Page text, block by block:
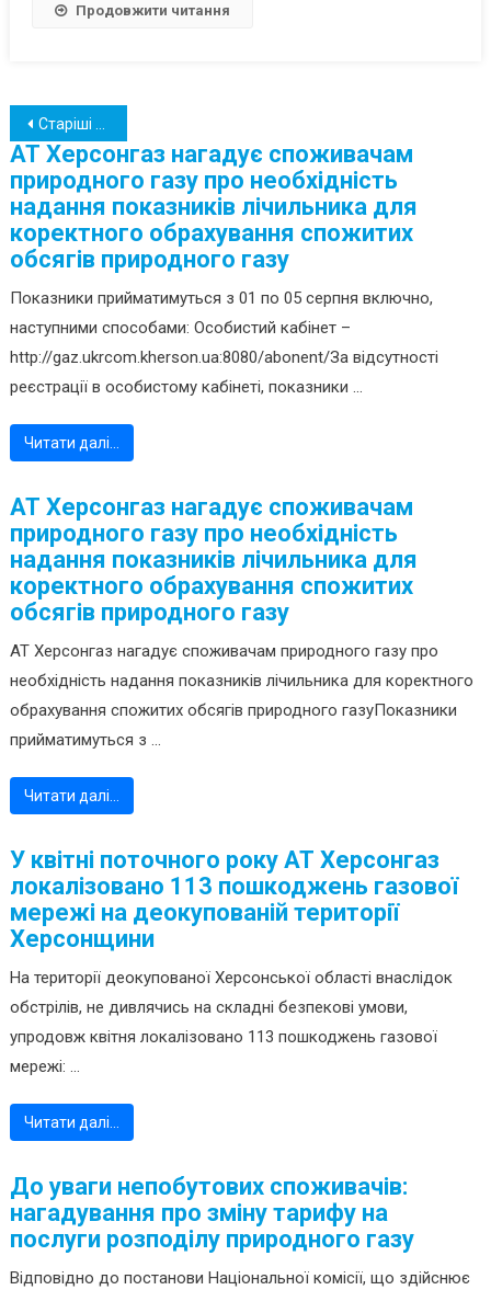
Продовжити читання
Навігація
за
записами
Старіші записи
АТ Херсонгаз нагадує споживачам
природного газу про необхідність
надання показників лічильника для
коректного обрахування спожитих
обсягів природного газу
Показники прийматимуться з 01 по 05 серпня включно,
наступними способами: Особистий кабінет –
http://gaz.ukrcom.kherson.ua:8080/abonent/За відсутності
реєстрації в особистому кабінеті, показники ...
Читати далі…
АТ Херсонгаз нагадує споживачам
природного газу про необхідність
надання показників лічильника для
коректного обрахування спожитих
обсягів природного газу
АТ Херсонгаз нагадує споживачам природного газу про
необхідність надання показників лічильника для коректного
обрахування спожитих обсягів природного газуПоказники
прийматимуться з ...
Читати далі…
У квітні поточного року АТ Херсонгаз
локалізовано 113 пошкоджень газової
мережі на деокупованій території
Херсонщини
На території деокупованої Херсонської області внаслідок
обстрілів, не дивлячись на складні безпекові умови,
упродовж квітня локалізовано 113 пошкоджень газової
мережі: ...
Читати далі…
До уваги непобутових споживачів:
нагадування про зміну тарифу на
послуги розподілу природного газу
Відповідно до постанови Національної комісії, що здійснює